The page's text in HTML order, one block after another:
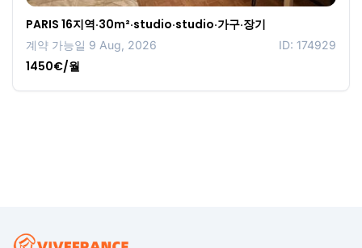
PARIS 16지역·30m²·studio·studio·가구·장기
계약 가능일 9 Aug, 2026 ID: 174929
1450€/월